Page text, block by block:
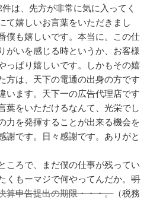
は、先方が非常に気に入ってく
て嬉しいお言葉をいただきまし
僕も嬉しいです。本当に。この仕
がいを感じる時というか、お客様
っぱり嬉しいです。しかもその嬉
方は、天下の電通の出身の方です
います。天下一の広告代理店です
葉をいただけるなんて、光栄でし
力を発揮することが出来る機会を
謝です。日々感謝です。ありがと
ころで、まだ僕の仕事が残ってい
くもーマジで何やってんだか。明
算申告提出の期限・・・。（税務